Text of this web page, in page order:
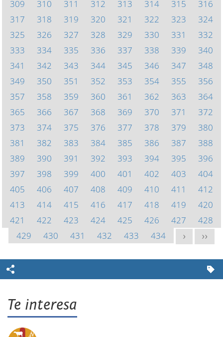
309
310 311 312 313 314 315
316
317
318 319 320 321 322 323
324
325
326 327 328 329 330 331
332
333
334 335 336 337 338 339
340
341
342 343 344 345 346 347
348
349
350 351 352 353 354 355
356
357
358 359 360 361 362 363
364
365
366 367 368 369 370 371
372
373
374 375 376 377 378 379
380
381
382 383 384 385 386 387
388
389
390 391 392 393 394 395
396
397
398 399 400 401 402 403
404
405
406 407 408 409 410 411
412
413
414 415 416 417 418 419
420
421
422 423 424 425 426 427
428
429
430 431 432 433 434 > >>
Te interesa